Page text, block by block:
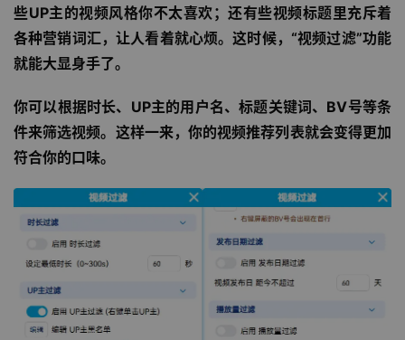
些UP主的视频风格你不太喜欢；还有些视频标题里充斥着
各种营销词汇，让人看着就心烦。这时候，“视频过滤”功能
就能大显身手了。
你可以根据时长、UP主的用户名、标题关键词、BV号等条
件来筛选视频。这样一来，你的视频推荐列表就会变得更加
符合你的口味。